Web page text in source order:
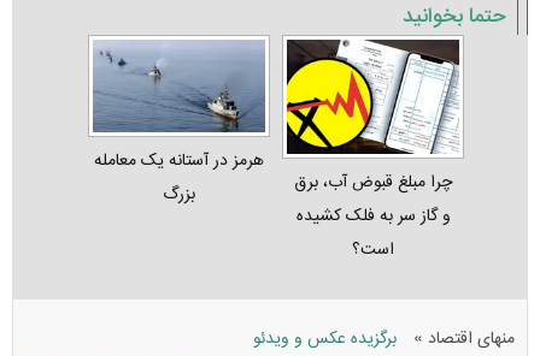
حتما بخوانید
چرا مبلغ قبوض آب، برق
و گاز سر به فلک کشیده
است؟
هرمز در آستانه یک معامله
بزرگ
منهای اقتصاد » برگزیده عکس و ویدئو